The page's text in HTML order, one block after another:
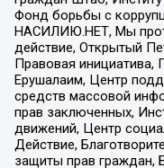
Фонд борьбы с
НАСИЛИЮ.НЕТ, Мы
действие, Открытый
Правовая инициатива,
Ерушалаим, Центр
средств массовой
прав заключенных,
движений, Центр
Действие,
защиты прав граждан,